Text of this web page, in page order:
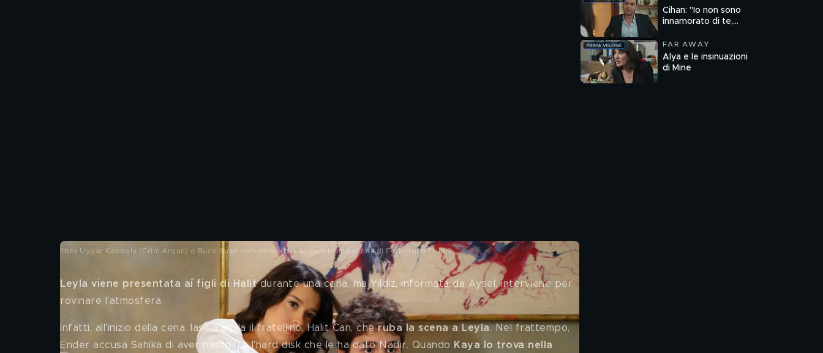
Ilber Uygar Kaboglu (Erim Argun) e Buce Buse Kahraman (Lila Argun) in una scena di Forbidden Fruit 3
Leyla viene presentata ai figli di Halit durante una cena, ma Yildiz, informata da Aysel, interviene per
rovinare l'atmosfera.
Infatti, all'inizio della cena, lascia a Lila il fratellino, Halit Can, che ruba la scena a Leyla. Nel frattempo,
Ender accusa Sahika di aver nascosto l'hard disk che le ha dato Nadir. Quando
Kaya lo trova nella
Cihan: "Io non sono
innamorato di te,
FAR AWAY
Alya e le insinuazioni
di Mine